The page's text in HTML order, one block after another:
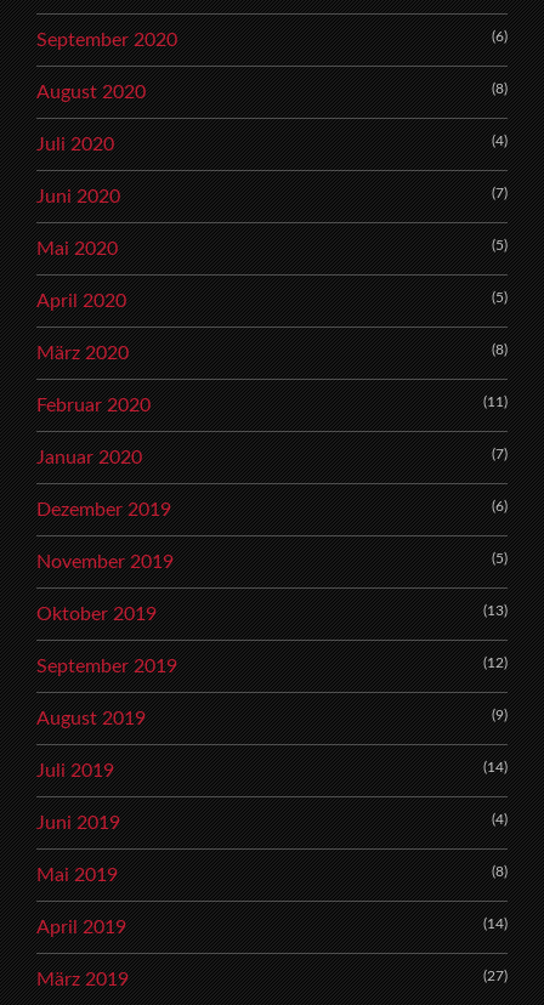
September 2020 (6)
August 2020 (8)
Juli 2020 (4)
Juni 2020 (7)
Mai 2020 (5)
April 2020 (5)
März 2020 (8)
Februar 2020 (11)
Januar 2020 (7)
Dezember 2019 (6)
November 2019 (5)
Oktober 2019 (13)
September 2019 (12)
August 2019 (9)
Juli 2019 (14)
Juni 2019 (4)
Mai 2019 (8)
April 2019 (14)
März 2019 (27)